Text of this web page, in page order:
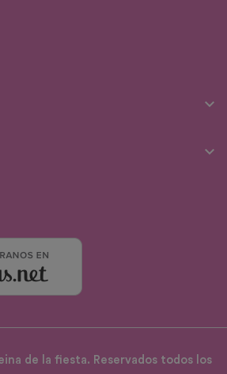


de la fiesta. Reservados todos los